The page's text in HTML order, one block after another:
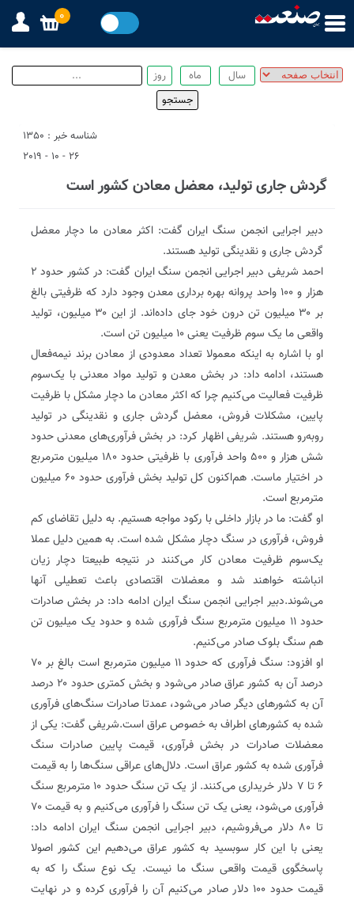
شناسه خبر : 1350
26 - 10 - 2019
گردش جاری تولید، معضل معادن کشور است
دبیر اجرایی انجمن سنگ ایران گفت: اکثر معادن ما دچار معضل
گردش جاری و نقدینگی تولید هستند.
احمد شریفی دبیر اجرایی انجمن سنگ ایران گفت: در کشور حدود ۲
هزار و ۱۰۰ واحد پروانه بهره برداری معدن وجود دارد که ظرفیتی بالغ
بر ۳۰ میلیون تن درون خود جای داده‌اند. از این ۳۰ میلیون، تولید
واقعی ما یک سوم ظرفیت یعنی ۱۰ میلیون تن است.
او با اشاره به اینکه معمولا تعداد معدودی از معادن برند نیمه‌فعال
هستند، ادامه داد: در بخش معدن و تولید مواد معدنی با یک‌سوم
ظرفیت فعالیت می‌کنیم چرا که اکثر معادن ما دچار مشکل با ظرفیت
پایین، مشکلات فروش، معضل گردش جاری و نقدینگی در تولید
رو‌به‌رو هستند. شریفی اظهار کرد: در بخش فرآوری‌های معدنی حدود
شش هزار و ۵۰۰ واحد فرآوری با ظرفیتی حدود ۱۸۰ میلیون مترمربع
در اختیار ماست. هم‌اکنون کل تولید بخش فرآوری حدود ۶۰ میلیون
مترمربع است.
او گفت: ما در بازار داخلی با رکود مواجه هستیم. به دلیل تقاضای کم
فروش، فرآوری در سنگ دچار مشکل شده است. به همین دلیل عملا
یک‌سوم ظرفیت معادن کار می‌کنند در نتیجه طبیعتا دچار زیان
انباشته خواهند شد و معضلات اقتصادی باعث تعطیلی آنها
می‌شوند.دبیر اجرایی انجمن سنگ ایران ادامه داد: در بخش صادرات
حدود ۱۱ میلیون مترمربع سنگ فرآوری شده و حدود یک میلیون تن
هم سنگ بلوک صادر می‌کنیم.
او افزود: سنگ فرآوری که حدود ۱۱ میلیون مترمربع است بالغ بر ۷۰
درصد آن به کشور عراق صادر می‌شود و بخش کمتری حدود ۲۰ درصد
آن به کشورهای دیگر صادر می‌شود، عمدتا صادرات سنگ‌های فرآوری
شده به کشور‌های اطراف به خصوص عراق است.شریفی گفت: یکی از
معضلات صادرات در بخش فرآوری، قیمت پایین صادرات سنگ
فرآوری شده به کشور عراق است. دلال‌های عراقی سنگ‌ها را به قیمت
۶ تا ۷ دلار خریداری می‌کنند. از یک تن سنگ حدود ۱۰ مترمربع سنگ
فرآوری می‌شود، یعنی یک تن سنگ را فرآوری می‌کنیم و به قیمت ۷۰
تا ۸۰ دلار می‌فروشیم، دبیر اجرایی انجمن سنگ ایران ادامه داد:
یعنی با این کار سوبسید به کشور عراق می‌دهیم این کشور اصولا
پاسخگوی قیمت واقعی سنگ ما نیست. یک نوع سنگ را که به
قیمت حدود ۱۰۰ دلار صادر می‌کنیم آن را فرآوری کرده و در نهایت
0